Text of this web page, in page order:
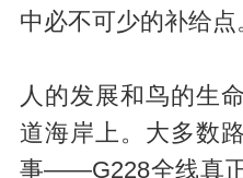
中必不可少的补给点
人的发展和鸟的生
道海岸上。大多数
事——G228全线真